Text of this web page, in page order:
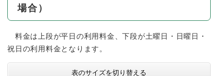
場合）
料金は上段が平日の利用料金、下段が土曜日・日曜日・
祝日の利用料金となります。
表のサイズを切り替える